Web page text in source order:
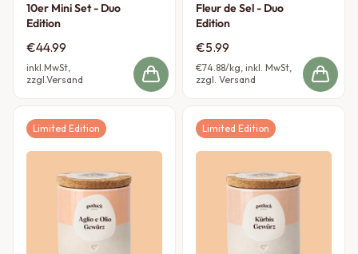
10er Mini Set - Duo
Edition
€44.99
inkl.MwSt,
zzgl.Versand
Fleur de Sel - Duo
Edition
€5.99
€74.88/kg, inkl. MwSt,
zzgl. Versand
Limited Edition Limited Edition